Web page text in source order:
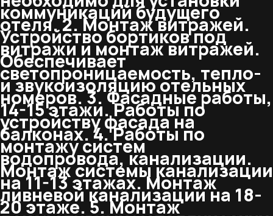
коммуникаций будущего
отеля. 2. Монтаж витражей.
Устройство бортиков под
витражи и монтаж витражей.
Обеспечивает
светопроницаемость, тепло-
и звукоизоляцию отельных
номеров. 3. Фасадные работы,
14-15 этажи. Работы по
устройству фасада на
балконах. 4. Работы по
монтажу систем
водопровода, канализации.
Монтаж системы канализации
на 11-13 этажах. Монтаж
ливневой канализации на 18-
20 этаже. 5. Монтаж